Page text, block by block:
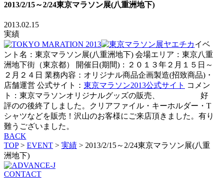
2013/2/15～2/24東京マラソン展(八重洲地下)
2013.02.15
実績
イベ
ント名：東京マラソン展(八重洲地下) 会場エリア：東京八重
洲地下街（東京都） 開催日(期間)：２０１３年２月１５日～
２月２４日 業務内容：オリジナル商品企画製造(招致商品)・
店舗運営 公式サイト： 東京マラソン2013公式サイト コメン
ト：東京マラソンオリジナルグッズの販売、 好
評のの後終了しました。クリアファイル・キーホルダー・T
シャツなどを販売！沢山のお客様にご来店頂きました。有り
難うございました。
BACK
TOP> EVENT > 実績 > 2013/2/15～2/24東京マラソン展(八重
洲地下)
CONTACT